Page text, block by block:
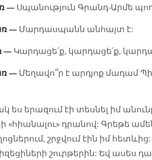
— Սպանություն Գրանդ-Արմե
— Մարդասպանն անհայտ է:
— Կարդացե՛ք, կարդացե՛ք,
— Մեղավո՞ր է արդյոք մադամ
ես երազում էի տեսնել իմ
«հիանալու» դրանով: Գրեթե
շրջվում էին իմ
շուրթերին: Եվ ասես դա